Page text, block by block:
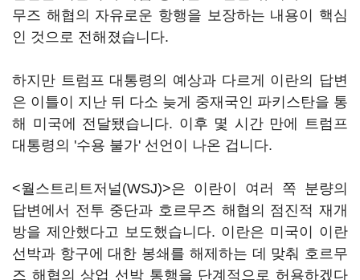
무즈 해협의 자유로운 항행을 보장하는 내용이 핵심
인 것으로 전해졌습니다.
하지만 트럼프 대통령의 예상과 다르게 이란의 답변
은 이틀이 지난 뒤 다소 늦게 중재국인 파키스탄을 통
해 미국에 전달됐습니다. 이후 몇 시간 만에 트럼프
대통령의 '수용 불가' 선언이 나온 겁니다.
<월스트리트저널(WSJ)>은 이란이 여러 쪽 분량의
답변에서 전투 중단과 호르무즈 해협의 점진적 재개
방을 제안했다고 보도했습니다. 이란은 미국이 이란
선박과 항구에 대한 봉쇄를 해제하는 데 맞춰 호르무
즈 해협의 상업 선박 통행을 단계적으로 허용하겠다